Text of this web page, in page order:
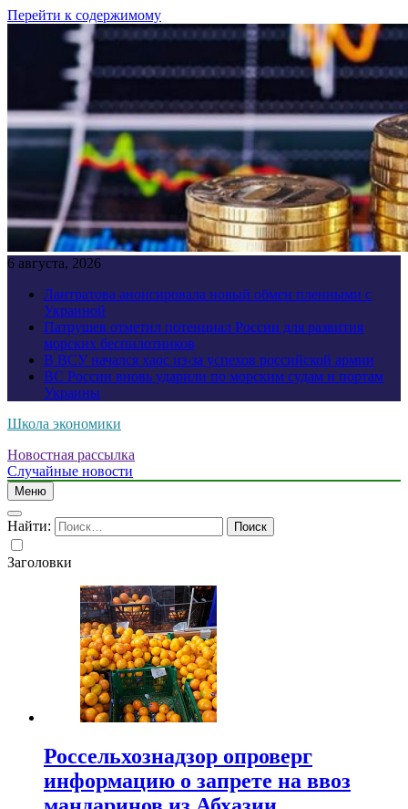
Перейти к содержимому
6 августа, 2026
Лантратова анонсировала новый обмен пленными с
Украиной
Патрушев отметил потенциал России для развития
морских беспилотников
В ВСУ начался хаос из-за успехов российской армии
ВС России вновь ударили по морским судам и портам
Украины
Школа экономики
Новостная рассылка
Случайные новости
Меню
Найти:
Заголовки
Россельхознадзор опроверг
информацию о запрете на ввоз